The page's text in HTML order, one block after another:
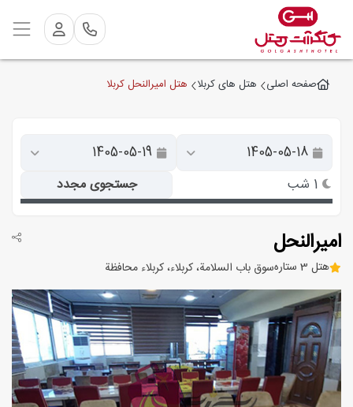
صفحه اصلی هتل های کربلا هتل امیرالنحل کربلا
امیرالنحل
هتل 3 ستاره سوق باب السلامة، كربلاء، كربلاء محافظة
1 شب جستجوی مجدد